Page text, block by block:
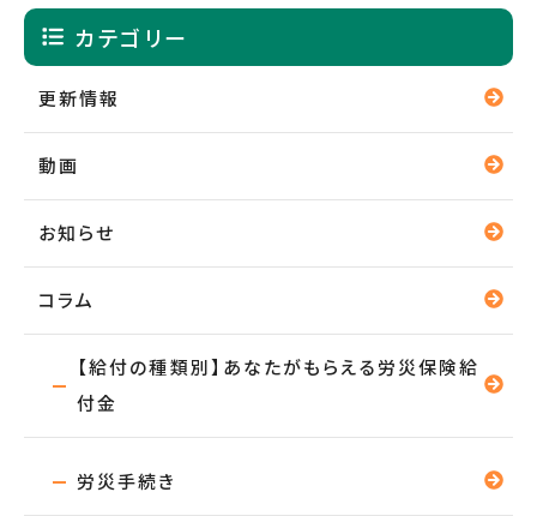
カテゴリー
更新情報
動画
お知らせ
コラム
【給付の種類別】あなたがもらえる労災保険給
付金
労災手続き